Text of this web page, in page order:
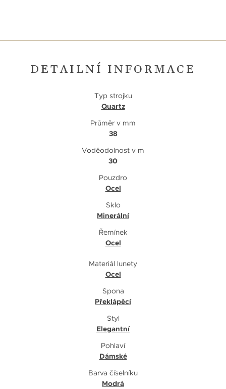
DETAILNÍ INFORMACE
Typ strojku
Quartz
Průměr v mm
38
Voděodolnost v m
30
Pouzdro
Ocel
Sklo
Minerální
Řemínek
Ocel
Materiál lunety
Ocel
Spona
Překlápěcí
Styl
Elegantní
Pohlaví
Dámské
Barva číselníku
Modrá